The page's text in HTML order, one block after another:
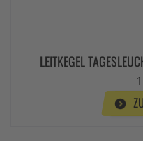
LEITKEGEL